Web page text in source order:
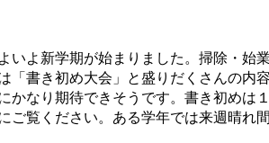
いよ新学期が始まりました。掃除・始
書き初め大会」と盛りだくさんの内
なり期待できそうです。書き初めは
覧ください。ある学年では来週晴れ